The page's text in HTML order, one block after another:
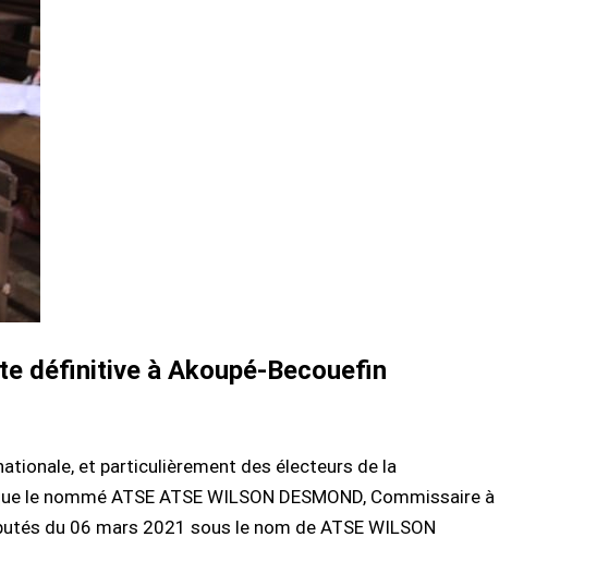
définitive à Akoupé-Becouefin
et particulièrement des électeurs de la
le nommé ATSE ATSE WILSON DESMOND, Commissaire à
du 06 mars 2021 sous le nom de ATSE WILSON